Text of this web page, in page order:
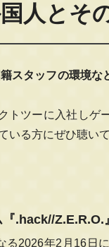
人とそ
スタッフの環境
ツーに入社しゲ
る方にぜひ聴い
.hack//Z.E.R.O.
る2026年2月16日